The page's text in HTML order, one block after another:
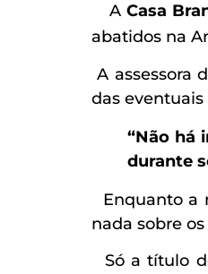
A Casa
abatidos na
A assessora
das eventuais
“Não há
durante
Enquanto a
nada sobre
Só a título